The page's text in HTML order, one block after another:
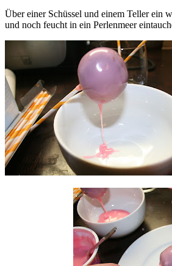
Über einer Schüssel und einem Teller ein
und noch feucht in ein Perlenmeer